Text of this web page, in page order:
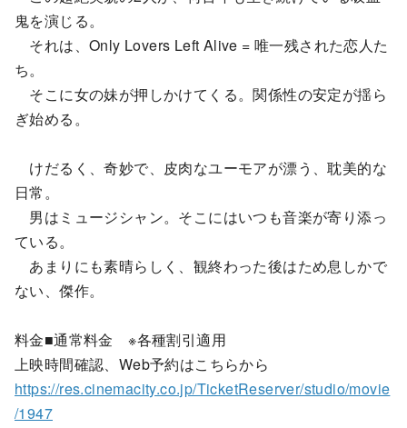
鬼を演じる。
それは、Only Lovers Left Alive = 唯一残された恋人た
ち。
そこに女の妹が押しかけてくる。関係性の安定が揺ら
ぎ始める。
けだるく、奇妙で、皮肉なユーモアが漂う、耽美的な
日常。
男はミュージシャン。そこにはいつも音楽が寄り添っ
ている。
あまりにも素晴らしく、観終わった後はため息しかで
ない、傑作。
料金■通常料金 ※各種割引適用
上映時間確認、Web予約はこちらから
https://res.cinemacity.co.jp/TicketReserver/studio/movie
/1947